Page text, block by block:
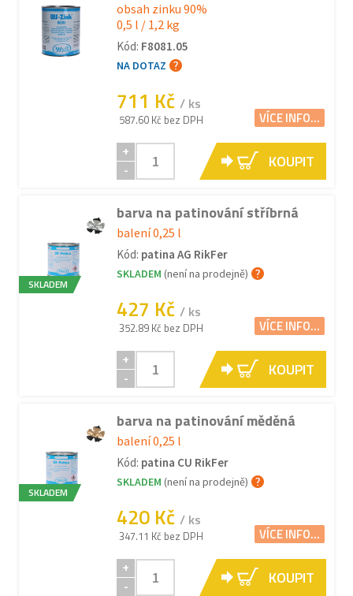
obsah zinku 90%
0,5 l / 1,2 kg
Kód: F8081.05
NA DOTAZ
711 Kč / ks
587.60 Kč bez DPH VÍCE INFO...
+
-
KOUPIT
SKLADEM
barva na patinování stříbrná
balení 0,25 l
Kód: patina AG RikFer
SKLADEM (není na prodejně)
427 Kč / ks
352.89 Kč bez DPH VÍCE INFO...
+
-
KOUPIT
SKLADEM
barva na patinování měděná
balení 0,25 l
Kód: patina CU RikFer
SKLADEM (není na prodejně)
420 Kč / ks
347.11 Kč bez DPH VÍCE INFO...
+
-
KOUPIT